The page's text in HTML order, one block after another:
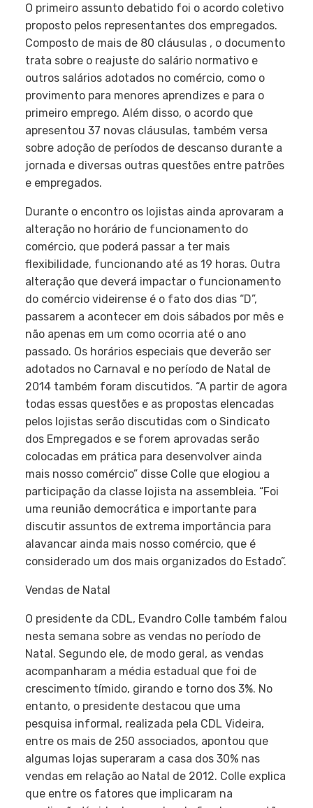
O primeiro assunto debatido foi o acordo coletivo
proposto pelos representantes dos empregados.
Composto de mais de 80 cláusulas , o documento
trata sobre o reajuste do salário normativo e
outros salários adotados no comércio, como o
provimento para menores aprendizes e para o
primeiro emprego. Além disso, o acordo que
apresentou 37 novas cláusulas, também versa
sobre adoção de períodos de descanso durante a
jornada e diversas outras questões entre patrões
e empregados.
Durante o encontro os lojistas ainda aprovaram a
alteração no horário de funcionamento do
comércio, que poderá passar a ter mais
flexibilidade, funcionando até as 19 horas. Outra
alteração que deverá impactar o funcionamento
do comércio videirense é o fato dos dias “D”,
passarem a acontecer em dois sábados por mês e
não apenas em um como ocorria até o ano
passado. Os horários especiais que deverão ser
adotados no Carnaval e no período de Natal de
2014 também foram discutidos. “A partir de agora
todas essas questões e as propostas elencadas
pelos lojistas serão discutidas com o Sindicato
dos Empregados e se forem aprovadas serão
colocadas em prática para desenvolver ainda
mais nosso comércio” disse Colle que elogiou a
participação da classe lojista na assembleia. “Foi
uma reunião democrática e importante para
discutir assuntos de extrema importância para
alavancar ainda mais nosso comércio, que é
considerado um dos mais organizados do Estado”.
Vendas de Natal
O presidente da CDL, Evandro Colle também falou
nesta semana sobre as vendas no período de
Natal. Segundo ele, de modo geral, as vendas
acompanharam a média estadual que foi de
crescimento tímido, girando e torno dos 3%. No
entanto, o presidente destacou que uma
pesquisa informal, realizada pela CDL Videira,
entre os mais de 250 associados, apontou que
algumas lojas superaram a casa dos 30% nas
vendas em relação ao Natal de 2012. Colle explica
que entre os fatores que implicaram na